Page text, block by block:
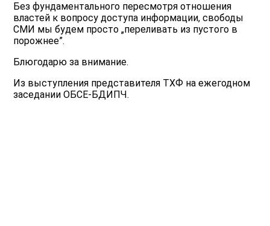
Без фундаментального пересмотря отношения
властей к вопросу доступа информации, свободы
СМИ мы будем просто „переливать из пустого в
порожнее”.
Блюгодарю за внимание.
Из выступления представителя ТХФ на ежегодном
заседании ОБСЕ-БДИПЧ.